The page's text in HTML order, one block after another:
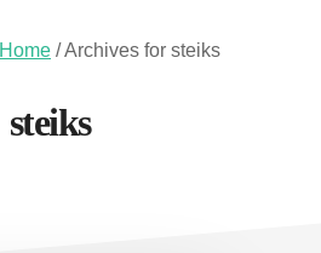
Home /Archives for steiks
steiks